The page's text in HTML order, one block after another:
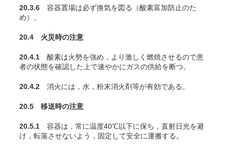
20.3.6 容器置場は必ず換気を図る（酸素富加防止のた
め）。
20.4 火災時の注意
20.4.1 酸素は火勢を強め，より激しく燃焼させるので患
者の状態を確認した上で速やかにガスの供給を断つ。
20.4.2 消火には，水，粉末消火剤等が有効である。
20.5 移送時の注意
20.5.1 容器は，常に温度40℃以下に保ち，直射日光を避
け，転落させないよう，固定して安全に運搬する。